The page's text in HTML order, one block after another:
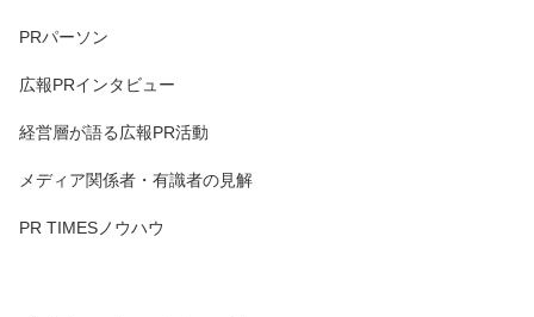
PRパーソン
広報PRインタビュー
経営層が語る広報PR活動
メディア関係者・有識者の見解
PR TIMESノウハウ